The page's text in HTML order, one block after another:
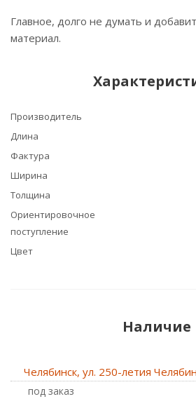
Главное, долго не думать и
материал.
Производитель
Длина
Фактура
Ширина
Толщина
Ориентировочное
поступление
Цвет
Наличие
Челябинск, ул. 250-летия
Под заказ